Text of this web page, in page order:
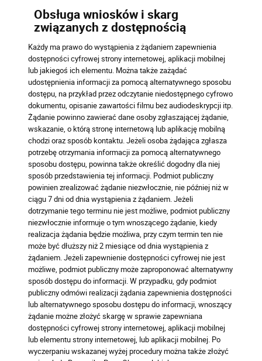
Obsługa wniosków i skarg
związanych z dostępnością
Każdy ma prawo do wystąpienia z żądaniem zapewnienia
dostępności cyfrowej strony internetowej, aplikacji mobilnej
lub jakiegoś ich elementu. Można także zażądać
udostępnienia informacji za pomocą alternatywnego sposobu
dostępu, na przykład przez odczytanie niedostępnego cyfrowo
dokumentu, opisanie zawartości filmu bez audiodeskrypcji itp.
Żądanie powinno zawierać dane osoby zgłaszającej żądanie,
wskazanie, o którą stronę internetową lub aplikację mobilną
chodzi oraz sposób kontaktu. Jeżeli osoba żądająca zgłasza
potrzebę otrzymania informacji za pomocą alternatywnego
sposobu dostępu, powinna także określić dogodny dla niej
sposób przedstawienia tej informacji. Podmiot publiczny
powinien zrealizować żądanie niezwłocznie, nie później niż w
ciągu 7 dni od dnia wystąpienia z żądaniem. Jeżeli
dotrzymanie tego terminu nie jest możliwe, podmiot publiczny
niezwłocznie informuje o tym wnoszącego żądanie, kiedy
realizacja żądania będzie możliwa, przy czym termin ten nie
może być dłuższy niż 2 miesiące od dnia wystąpienia z
żądaniem. Jeżeli zapewnienie dostępności cyfrowej nie jest
możliwe, podmiot publiczny może zaproponować alternatywny
sposób dostępu do informacji. W przypadku, gdy podmiot
publiczny odmówi realizacji żądania zapewnienia dostępności
lub alternatywnego sposobu dostępu do informacji, wnoszący
żądanie możne złożyć skargę w sprawie zapewniana
dostępności cyfrowej strony internetowej, aplikacji mobilnej
lub elementu strony internetowej, lub aplikacji mobilnej. Po
wyczerpaniu wskazanej wyżej procedury można także złożyć